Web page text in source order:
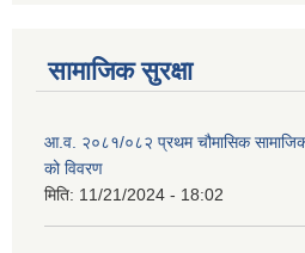
सामाजिक सुरक्षा
आ.व. २०८१/०८२ प्रथम चौमासिक सामाजिक
को विवरण
मिति: 11/21/2024 - 18:02